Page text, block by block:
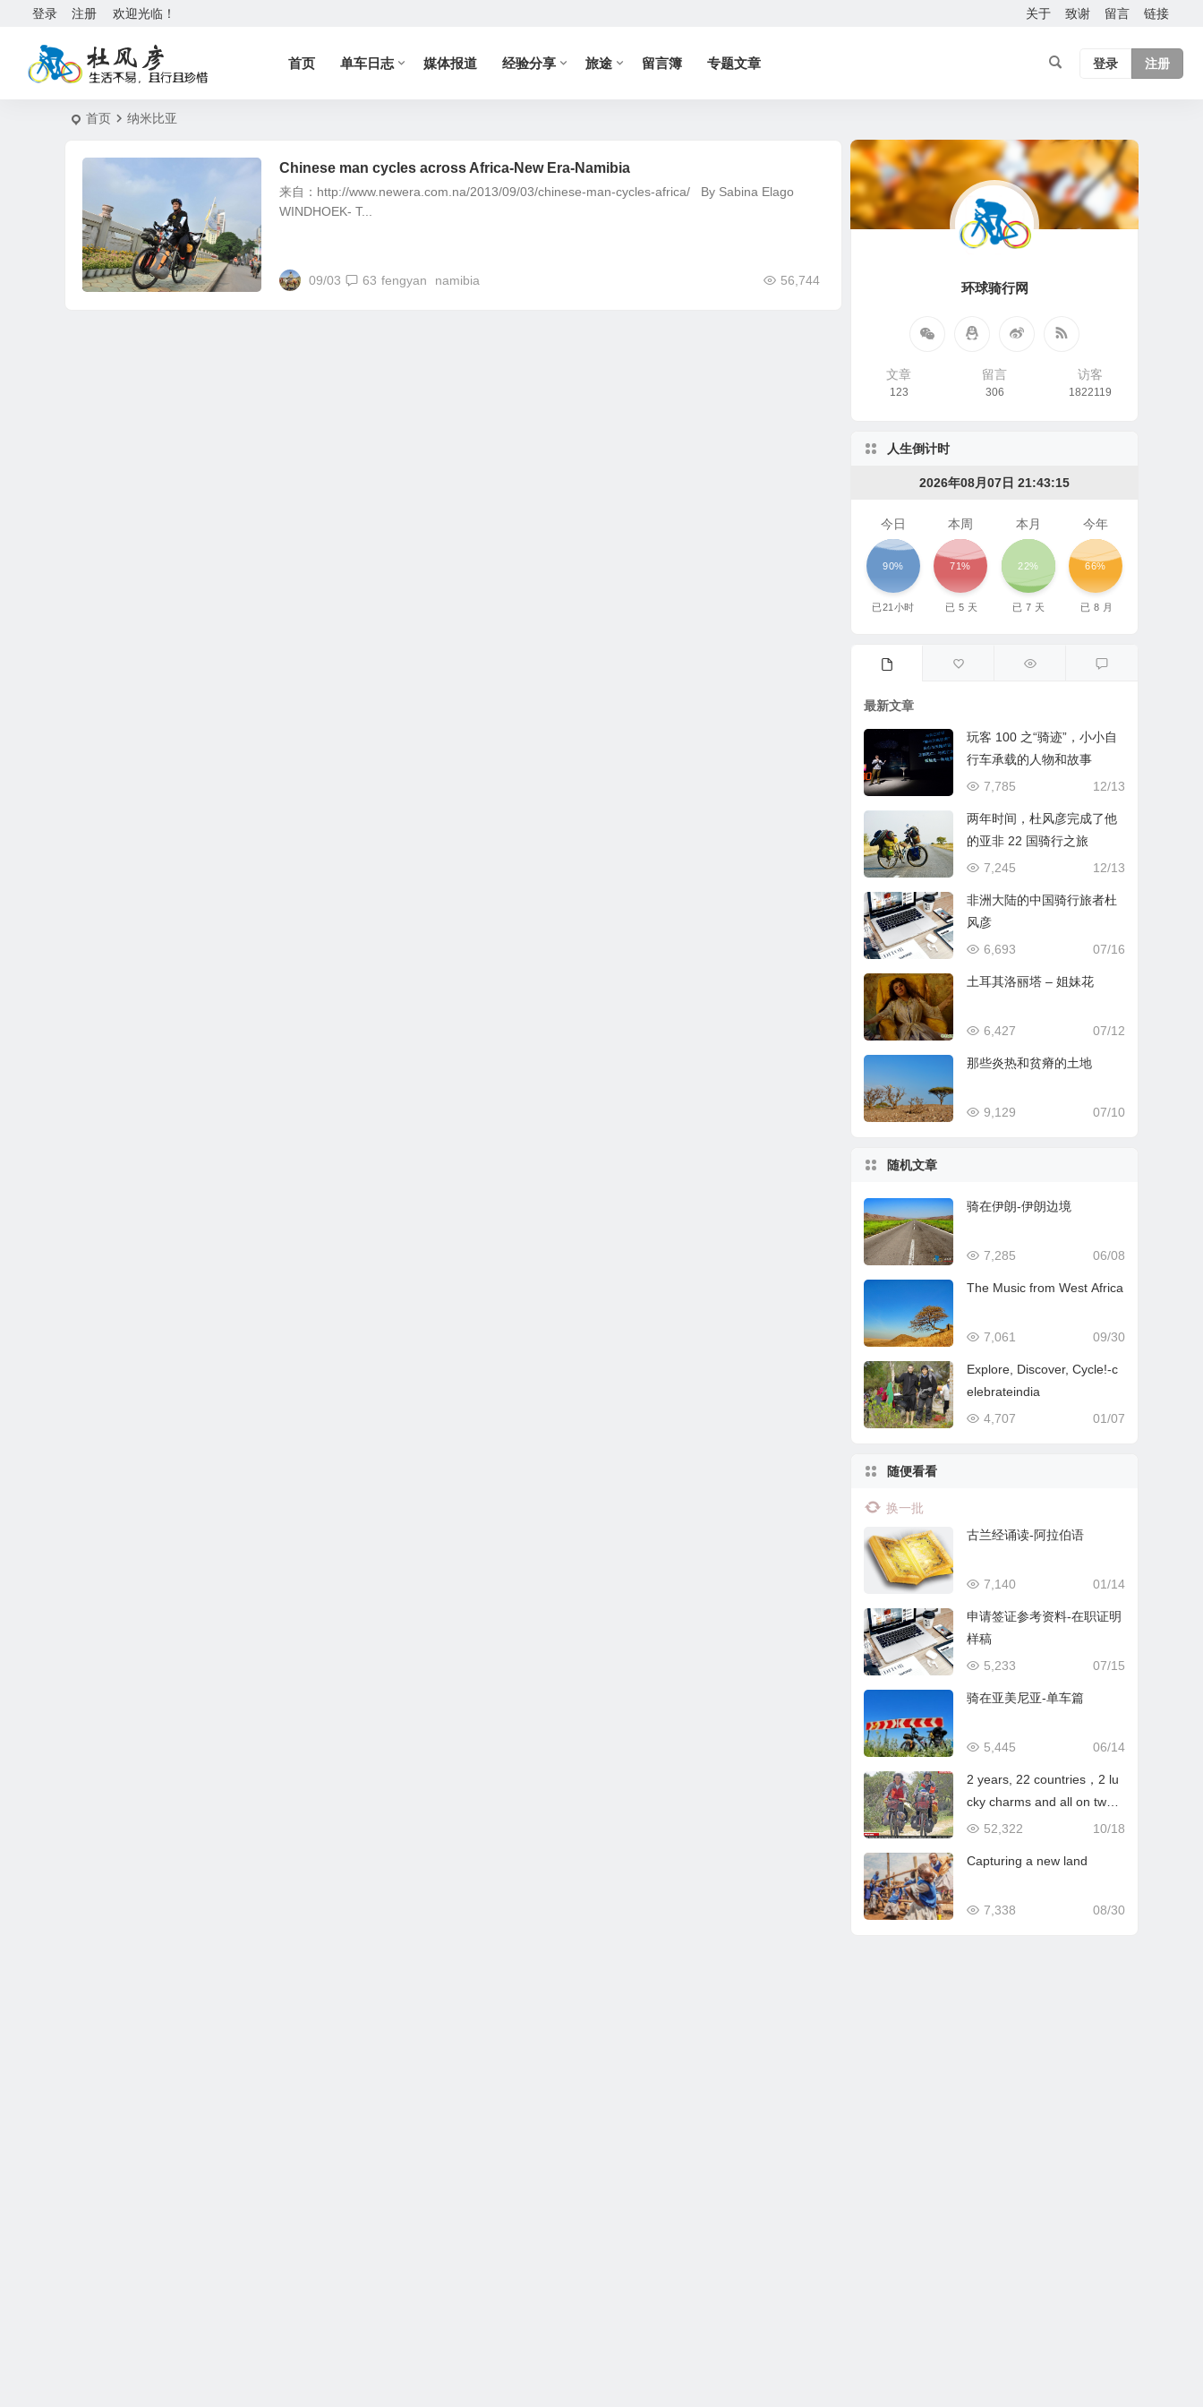
欢迎光临！
登录 注册 关于 致谢 留言 链接
首页 单车日志 媒体报道 经验分享 旅途 留言簿 专题文章 登录 注册
首页 纳米比亚
Chinese man cycles across Africa-New Era-Namibia
来自：http://www.newera.com.na/2013/09/03/chinese-man-cycles-africa/ By Sabina Elago
WINDHOEK- T...
09/03 56,744
63 fengyan namibia 环球骑行网
文章
123
留言
306
访客
1822119
人生倒计时
2026年08月07日 21:43:15
今日
90%
已21 小时
本周
71%
已 5 天
本月
22%
已 7 天
今年
66%
已 8 月
最新文章
玩客 100 之“骑迹”，小小自
行车承载的人物和故事
12/13
7,785
两年时间，杜风彦完成了他
的亚非 22 国骑行之旅
12/13
7,245
非洲大陆的中国骑行旅者杜
风彦
07/16
6,693
土耳其洛丽塔 – 姐妹花
07/12
6,427
那些炎热和贫瘠的土地
07/10
9,129
随机文章
骑在伊朗-伊朗边境
06/08
7,285
The Music from West Africa
09/30
7,061
Explore, Discover, Cycle!-c
elebrateindia
01/07
4,707
随便看看
换一批
古兰经诵读-阿拉伯语
01/14
7,140
申请签证参考资料-在职证明
样稿
07/15
5,233
骑在亚美尼亚-单车篇
06/14
5,445
2 years, 22 countries，2 lu
cky charms and all on two
wheels
10/18
52,322
Capturing a new land
08/30
7,338